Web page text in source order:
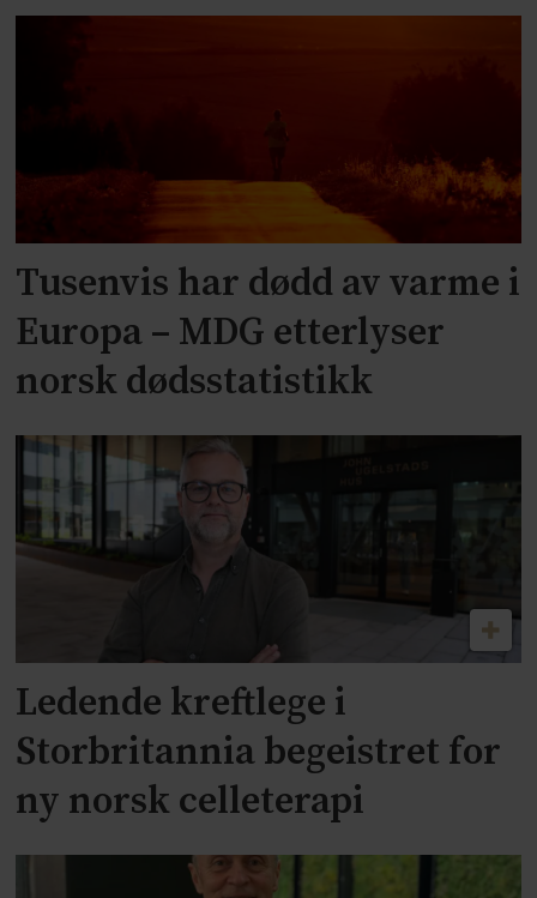
Tusenvis har dødd av varme i
Europa – MDG etterlyser
norsk dødsstatistikk
Ledende kreftlege i
Storbritannia begeistret for
ny norsk celleterapi